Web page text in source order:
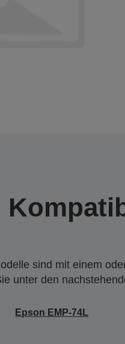
sind mit einem
unter den
Epson EMP-74L